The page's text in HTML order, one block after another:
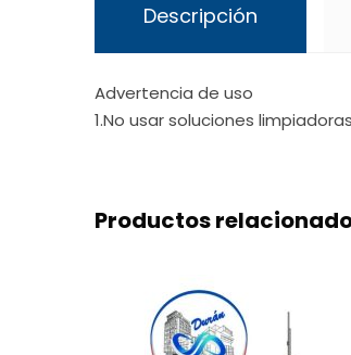
Descripción
Advertencia de uso
1.No usar soluciones
Productos